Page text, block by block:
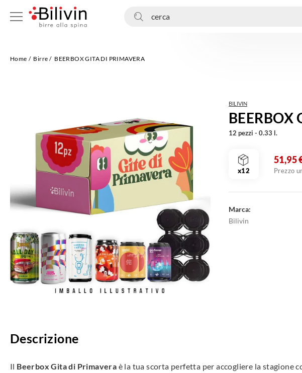
cerca
Home Birre BEERBOX GITA DI PRIMAVERA
BILIVIN
BEERBOX
12 pezzi - 0.33 l.
x12
51,95
Prezzo
Marca
Bilivin
Descrizione
Il Beerbox Gita di Primavera è la tua scorta perfetta per accogliere la stagione